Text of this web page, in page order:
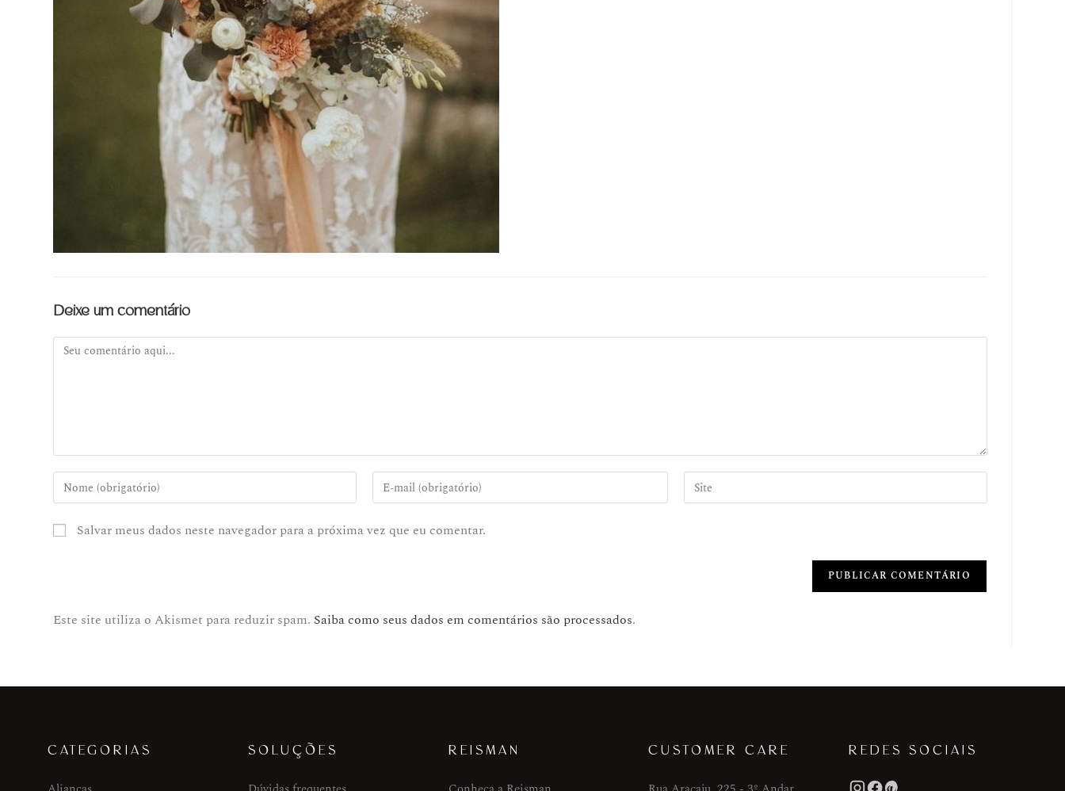
Deixe um comentário
Salvar meus dados neste navegador para a próxima vez que eu comentar.
Este site utiliza o Akismet para reduzir spam. Saiba como seus dados em comentários são processados.
CATEGORIAS SOLUÇÕES REISMAN CUSTOMER CARE REDES SOCIAIS